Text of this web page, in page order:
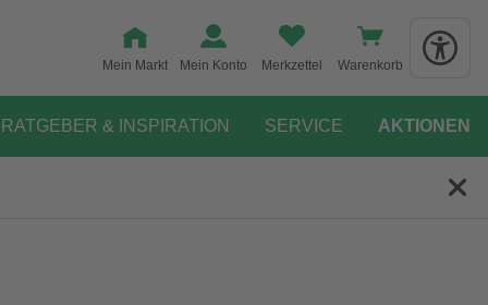
Mein Markt Mein Konto Merkzettel Warenkorb
RATGEBER & INSPIRATION SERVICE AKTIONEN